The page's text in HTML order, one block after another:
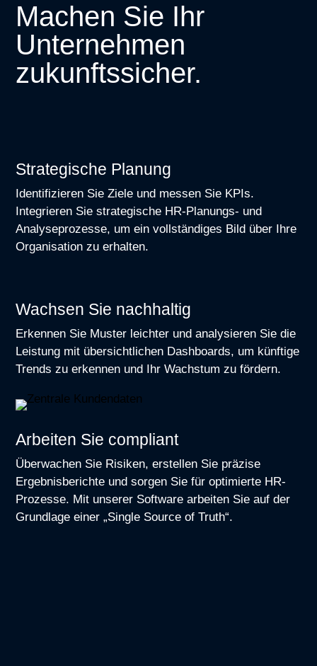
Machen Sie Ihr
Unternehmen
zukunftssicher.
Strategische Planung
Identifizieren Sie Ziele und messen Sie KPIs.
Integrieren Sie strategische HR-Planungs- und
Analyseprozesse, um ein vollständiges Bild über Ihre
Organisation zu erhalten.
Wachsen Sie nachhaltig
Erkennen Sie Muster leichter und analysieren Sie die
Leistung mit übersichtlichen Dashboards, um künftige
Trends zu erkennen und Ihr Wachstum zu fördern.
Arbeiten Sie compliant
Überwachen Sie Risiken, erstellen Sie präzise
Ergebnisberichte und sorgen Sie für optimierte HR-
Prozesse. Mit unserer Software arbeiten Sie auf der
Grundlage einer „Single Source of Truth“.